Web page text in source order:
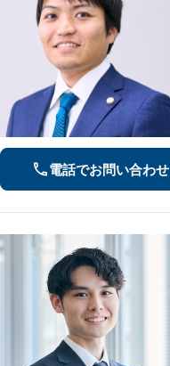
電話でお問い合わせ